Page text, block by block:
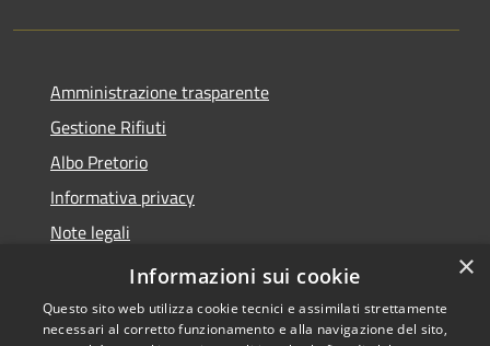
Amministrazione trasparente
Gestione Rifiuti
Albo Pretorio
Informativa privacy
Note legali
Dichiarazione di accessibilità
×
Informazioni sui cookie
Questo sito web utilizza cookie tecnici e assimilati strettamente
necessari al corretto funzionamento e alla navigazione del sito,